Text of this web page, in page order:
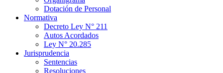
Dotación de Personal
Normativa
Decreto Ley N° 211
Autos Acordados
Ley N° 20.285
Jurisprudencia
Sentencias
Resoluciones